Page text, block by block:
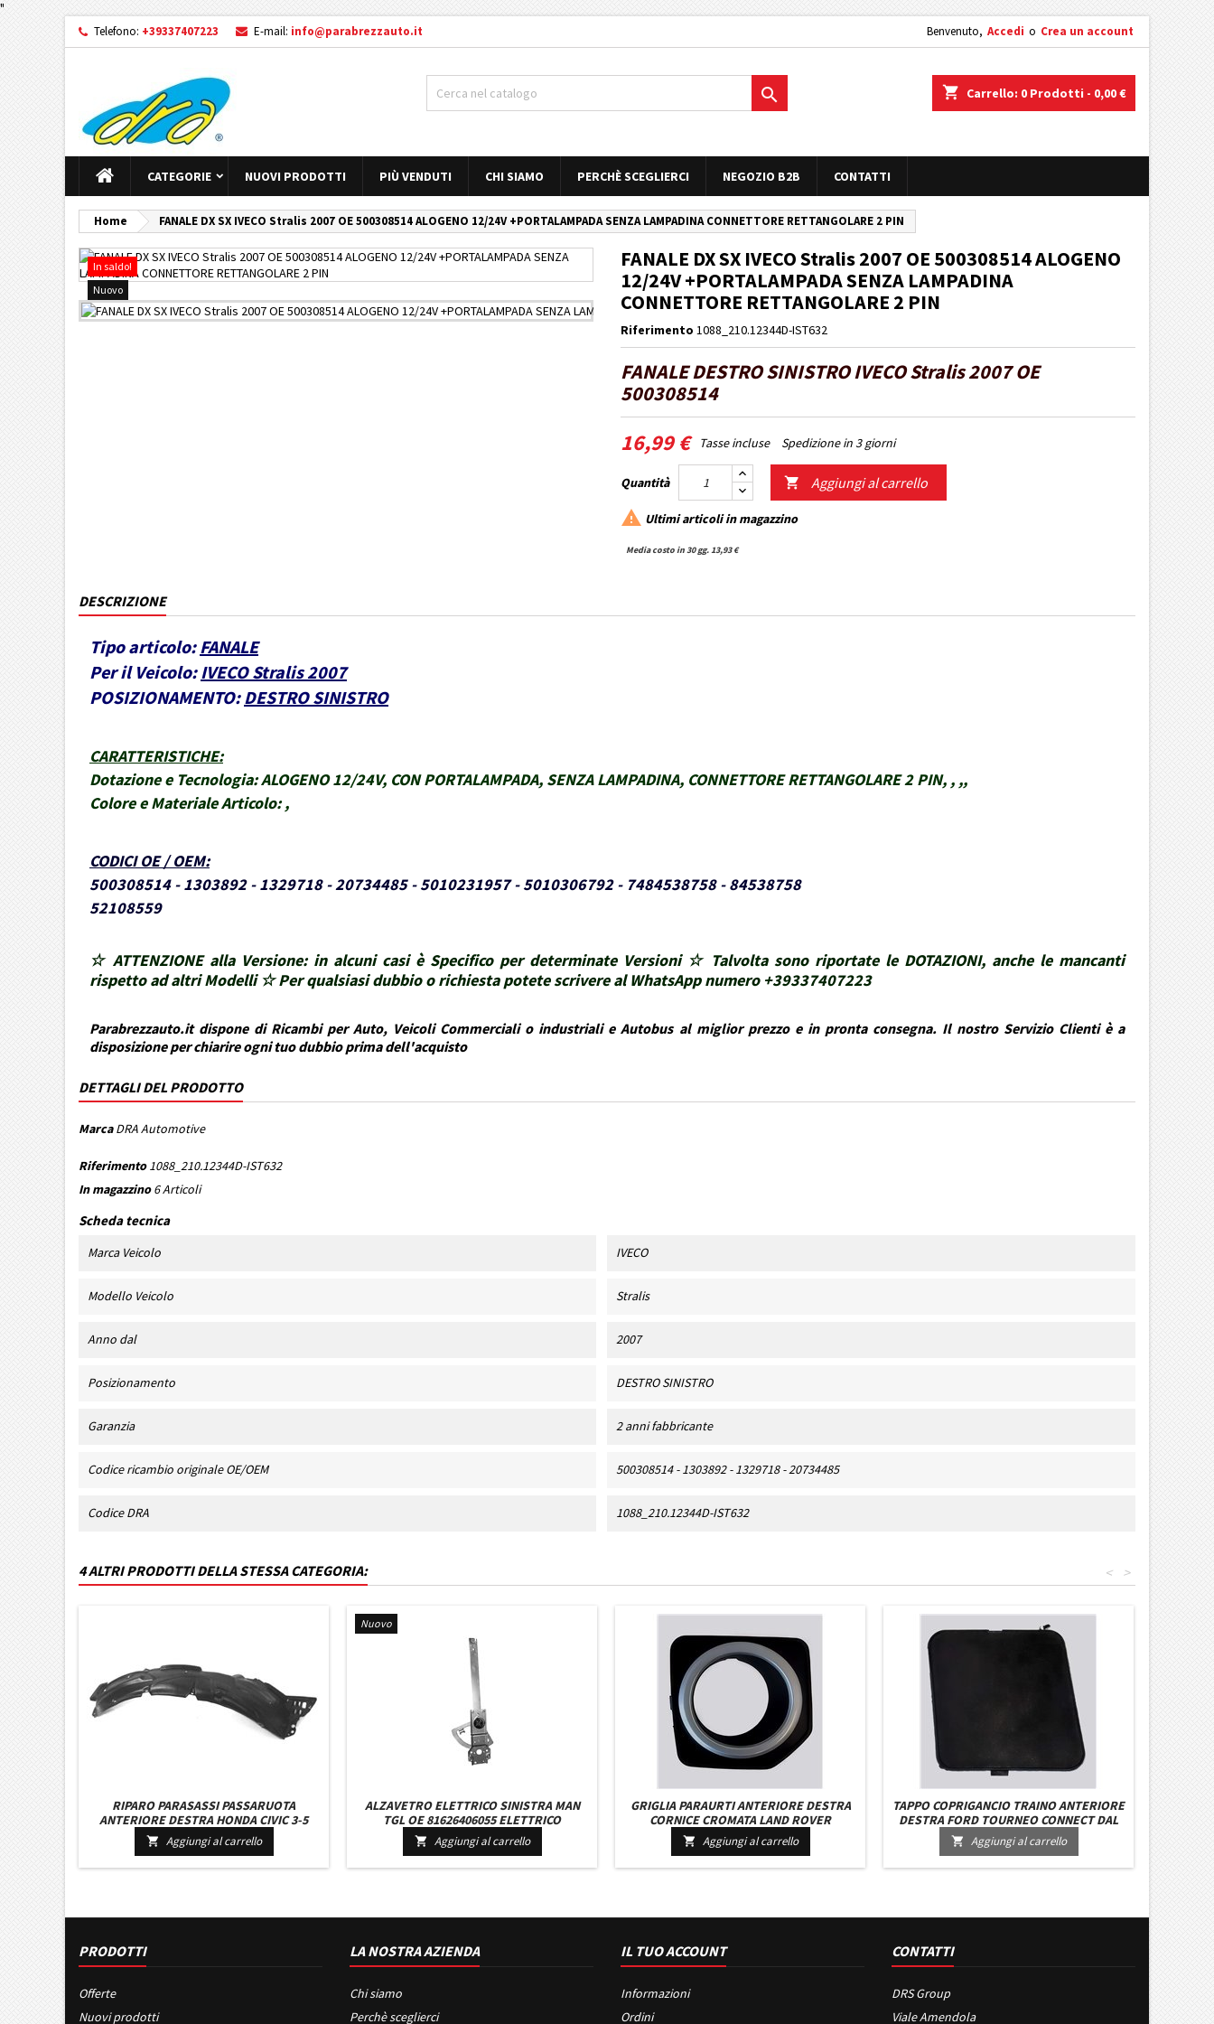
"
Telefono: +39337407223 E-mail: info@parabrezzauto.it Benvenuto, Accedi o Crea un account
shopping_cart Carrello: 0 Prodotti - 0,00 €

CATEGORIE NUOVI PRODOTTI PIÙ VENDUTI CHI SIAMO PERCHÈ SCEGLIERCI NEGOZIO B2B CONTATTI
Home FANALE DX SX IVECO Stralis 2007 OE 500308514 ALOGENO 12/24V +PORTALAMPADA SENZA LAMPADINA CONNETTORE RETTANGOLARE 2 PIN
In saldo!
Nuovo
FANALE DX SX IVECO Stralis 2007 OE 500308514 ALOGENO
12/24V +PORTALAMPADA SENZA LAMPADINA
CONNETTORE RETTANGOLARE 2 PIN
Riferimento 1088_210.12344D-IST632
FANALE DESTRO SINISTRO IVECO Stralis 2007 OE
500308514
16,99 € Tasse incluse Spedizione in 3 giorni
Quantità  Aggiungi al carrello
 Ultimi articoli in magazzino
Media costo in 30 gg. 13,93 €
DESCRIZIONE
Tipo articolo: FANALE
Per il Veicolo: IVECO Stralis 2007
POSIZIONAMENTO: DESTRO SINISTRO
CARATTERISTICHE:
Dotazione e Tecnologia:ALOGENO 12/24V, CON PORTALAMPADA, SENZA LAMPADINA, CONNETTORE RETTANGOLARE 2 PIN, , ,,
Colore e Materiale Articolo: ,
CODICI OE / OEM:
500308514 - 1303892 - 1329718 - 20734485 - 5010231957 - 5010306792 - 7484538758 - 84538758
52108559
☆ ATTENZIONE alla Versione: in alcuni casi è Specifico per determinate Versioni ☆ Talvolta sono riportate le DOTAZIONI, anche le mancanti
rispetto ad altri Modelli ☆ Per qualsiasi dubbio o richiesta potete scrivere al WhatsApp numero +39337407223
Parabrezzauto.it dispone di Ricambi per Auto, Veicoli Commerciali o industriali e Autobus al miglior prezzo e in pronta consegna. Il nostro Servizio Clienti è a
disposizione per chiarire ogni tuo dubbio prima dell'acquisto
DETTAGLI DEL PRODOTTO
Marca DRA Automotive
Riferimento 1088_210.12344D-IST632
In magazzino 6 Articoli
Scheda tecnica
Marca Veicolo IVECO
Modello Veicolo Stralis
Anno dal 2007
Posizionamento DESTRO SINISTRO
Garanzia 2 anni fabbricante
Codice ricambio originale OE/OEM 500308514 - 1303892 - 1329718 - 20734485
Codice DRA 1088_210.12344D-IST632
4 ALTRI PRODOTTI DELLA STESSA CATEGORIA: >
<
RIPARO PARASASSI PASSARUOTA
ANTERIORE DESTRA HONDA CIVIC 3-5
PORTE DAL 2006 IN POI
 Aggiungi al carrello
Nuovo
ALZAVETRO ELETTRICO SINISTRA MAN
TGL OE 81626406055 ELETTRICO
 Aggiungi al carrello
GRIGLIA PARAURTI ANTERIORE DESTRA
CORNICE CROMATA LAND ROVER
FREELANDER DAL 2012 IN POI
 Aggiungi al carrello
TAPPO COPRIGANCIO TRAINO ANTERIORE
DESTRA FORD TOURNEO CONNECT DAL
2002 AL 2005
 Aggiungi al carrello
PRODOTTI
Offerte
Nuovi prodotti
LA NOSTRA AZIENDA
Chi siamo
Perchè sceglierci
IL TUO ACCOUNT
Informazioni
Ordini
CONTATTI
DRS Group
Viale Amendola